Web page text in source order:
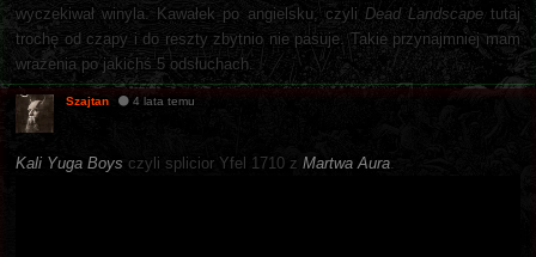
wyczekiwał winyla. Kawałek po angielsku, czyli Dead Landscapetutaj
trochę od czapy i do reszty zbytnio nie pasuje. Takie przynajmniej mam
wrażenia po jakichś 5 odsłuchach.
Szajtan 4 lata temu
Kali Yuga Boys czyli splicior Yfel 1710 z Martwa Aura.